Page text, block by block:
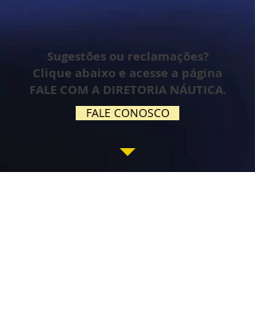
Sugestões ou reclamações?
Clique abaixo e acesse a página
FALE COM A DIRETORIA NÁUTICA.
FALE CONOSCO